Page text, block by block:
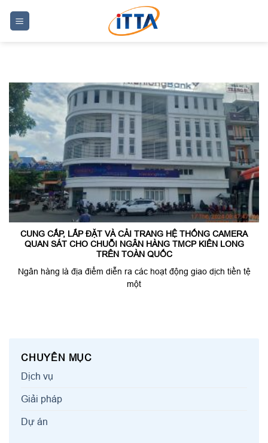
CUNG CẤP, LẮP ĐẶT VÀ CẢI TRANG HỆ THỐNG CAMERA
QUAN SÁT CHO CHUỖI NGÂN HÀNG TMCP KIÊN LONG
TRÊN TOÀN QUỐC
Ngân hàng là địa điểm diễn ra các hoạt động giao dịch tiền tệ
một
CHUYÊN MỤC
Dịch vụ
Giải pháp
Dự án